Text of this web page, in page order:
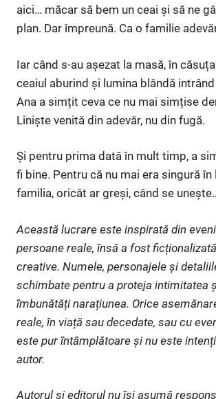
aici… măcar să bem un ceai și să ne
plan. Dar împreună. Ca o familie
Iar când s-au așezat la masă, în
ceaiul aburind și lumina blândă
Ana a simțit ceva ce nu mai simțise
Liniște venită din adevăr, nu din fugă.
Și pentru prima dată în mult timp, a
fi bine. Pentru că nu mai era singură în
familia, oricât ar greși, când se
Această lucrare este inspirată din
persoane reale, însă a fost
creative. Numele, personajele și
schimbate pentru a proteja intimitatea
îmbunătăți narațiunea. Orice
reale, în viață sau decedate, sau cu
este pur întâmplătoare și nu este
autor.
Autorul și editorul nu își asumă